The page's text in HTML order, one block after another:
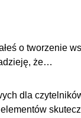
o tworzenie
że…
dla